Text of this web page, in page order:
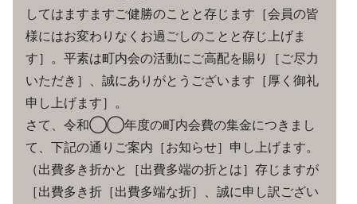
してはますますご健勝のことと存じます［会員の皆
様にはお変わりなくお過ごしのことと存じ上げま
す］。平素は町内会の活動にご高配を賜り［ご尽力
いただき］、誠にありがとうございます［厚く御礼
申し上げます］。
さて、令和◯◯年度の町内会費の集金につきまし
て、下記の通りご案内［お知らせ］申し上げます。
（出費多き折かと［出費多端の折とは］存じますが
［出費多き折［出費多端な折］、誠に申し訳ござい